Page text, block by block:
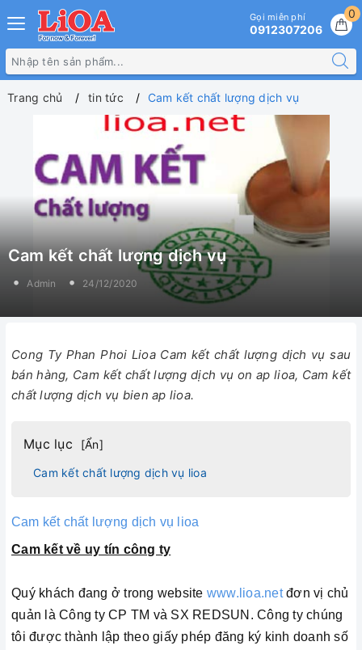
0
Gọi miễn phí
0912307206
Trang chủ tin tức Cam kết chất lượng dịch vụ
Cam kết chất lượng dịch vụ
Admin 24/12/2020
Cong Ty Phan Phoi Lioa Cam kết chất lượng dịch vụ sau
bán hàng, Cam kết chất lượng dịch vụ on ap lioa, Cam kết
chất lượng dịch vụ bien ap lioa.
Mục lục [Ẩn]
Cam kết chất lượng dịch vụ lioa
Cam kết chất lượng dịch vụ lioa
Cam kết về uy tín công ty
Quý khách đang ở trong website www.lioa.netđơn vị chủ
quản là Công ty CP TM và SX REDSUN. Công ty chúng
tôi được thành lập theo giấy phép đăng ký kinh doanh số